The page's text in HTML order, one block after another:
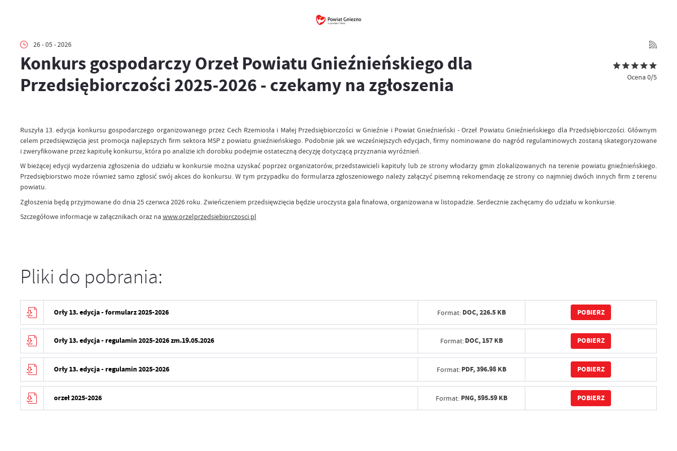
26 - 05 - 2026
Konkurs gospodarczy Orzeł Powiatu Gnieźnieńskiego dla
Przedsiębiorczości 2025-2026 - czekamy na zgłoszenia
Ocena 0/5
Ruszyła 13. edycja konkursu gospodarczego organizowanego przez Cech Rzemiosła i Małej Przedsiębiorczości w Gnieźnie i Powiat Gnieźnieński - Orzeł Powiatu Gnieźnieńskiego dla Przedsiębiorczości. Głównym
celem przedsięwzięcia jest promocja najlepszych firm sektora MSP z powiatu gnieźnieńskiego. Podobnie jak we wcześniejszych edycjach, firmy nominowane do nagród regulaminowych zostaną skategoryzowane
i zweryfikowane przez kapitułę konkursu, która po analizie ich dorobku podejmie ostateczną decyzję dotyczącą przyznania wyróżnień.
W bieżącej edycji wydarzenia zgłoszenia do udziału w konkursie można uzyskać poprzez organizatorów, przedstawicieli kapituły lub ze strony włodarzy gmin zlokalizowanych na terenie powiatu gnieźnieńskiego.
Przedsiębiorstwo może również samo zgłosić swój akces do konkursu. W tym przypadku do formularza zgłoszeniowego należy załączyć pisemną rekomendację ze strony co najmniej dwóch innych firm z terenu
powiatu.
Zgłoszenia będą przyjmowane do dnia 25 czerwca 2026 roku. Zwieńczeniem przedsięwzięcia będzie uroczysta gala finałowa, organizowana w listopadzie. Serdecznie zachęcamy do udziału w konkursie.
Szczegółowe informacje w załącznikach oraz na www.orzelprzedsiebiorczosci.pl
Pliki do pobrania:
Orły 13. edycja - formularz 2025-2026 Format: DOC,226.5 KB POBIERZ
Orły 13. edycja - regulamin 2025-2026 zm.19.05.2026 Format:DOC, 157 KB POBIERZ
Orły 13. edycja - regulamin 2025-2026 Format:PDF,396.98 KB POBIERZ
orzeł 2025-2026 Format: PNG,595.59 KB POBIERZ